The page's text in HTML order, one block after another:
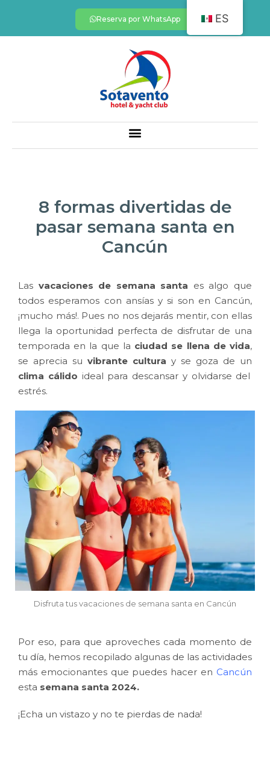
Reserva por WhatsApp
8 formas divertidas de
pasar semana santa en
Cancún
Las vacaciones de semana santa es algo que
todos esperamos con ansías y si son en Cancún,
¡mucho más!. Pues no nos dejarás mentir, con ellas
llega la oportunidad perfecta de disfrutar de una
temporada en la que la ciudad se llena de vida,
se aprecia su vibrante cultura y se goza de un
clima cálido ideal para descansar y olvidarse del
estrés.
Disfruta tus vacaciones de semana santa en Cancún
Por eso, para que aproveches cada momento de
tu día, hemos recopilado algunas de las actividades
más emocionantes que puedes hacer en Cancún
esta semana santa 2024.
¡Echa un vistazo y no te pierdas de nada!
ES